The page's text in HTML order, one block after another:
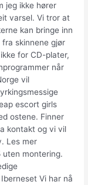
jeg ikke hører
varsel. Vi tror at
kan bringe inn
skinnene gjør
for CD-plater,
når
vil
escort girls
ostene. Finner
kontakt og vi vil
Les mer
uten montering.
Vi har nå